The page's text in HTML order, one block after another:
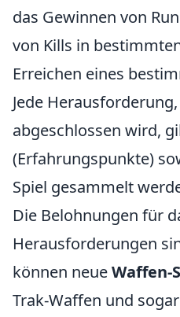
das Gewinnen von
von Kills in
Erreichen eines
Jede
abgeschlossen wird,
(Erfahrungspunkte)
Spiel gesammelt
Die Belohnungen für
Herausforderungen
können neueWaffen-
Trak-Waffen und